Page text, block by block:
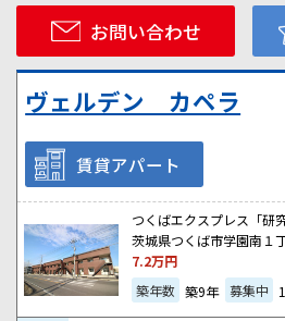
お問い合わせ
ヴェルデン カペラ
賃貸アパート
つくばエクスプレス「研
茨城県つくば市学園南１
7.2万円
築年数 築9年 募集中